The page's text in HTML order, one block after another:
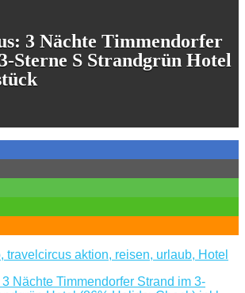
3 Nächte Timmendorfer
Sterne S Strandgrün Hotel
Nächte Timmendorfer Strand im 3-